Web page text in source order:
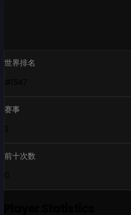
世界排名
赛事
前十次数